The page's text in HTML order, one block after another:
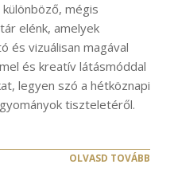
mégis
elénk, amelyek
és vizuálisan magával
és kreatív látásmóddal
legyen szó a hétköznapi
tiszteletéről.
OLVASD TOVÁBB